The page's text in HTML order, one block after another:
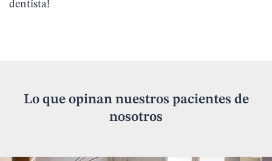
dentista!
Lo que opinan nuestros pacientes de
nosotros